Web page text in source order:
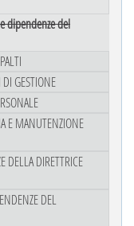
dipendenze del
DI GESTIONE
E MANUTENZIONE
DELLA DIRETTRICE
DEL